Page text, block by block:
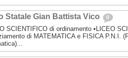
Statale Gian Battista Vico 0
SCIENTIFICO di ordinamento •LICEO
di MATEMATICA e FISICA P.N.I.